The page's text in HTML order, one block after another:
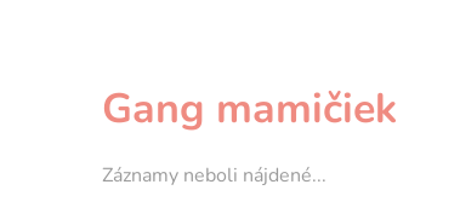
Gang mamičiek
Záznamy neboli nájdené...